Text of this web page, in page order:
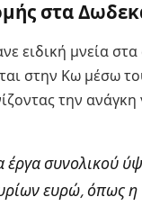
στα
ειδική μνεία
στην Κω μέσω
την ανάγκη
έργα συνολικού
ευρώ, όπως η